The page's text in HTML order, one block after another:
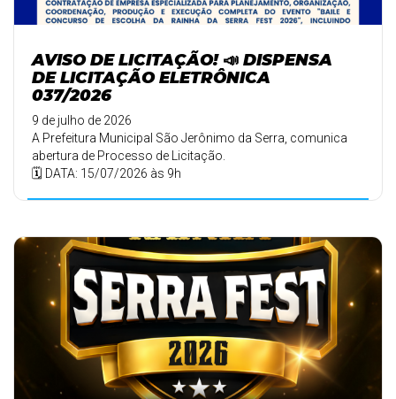
AVISO DE LICITAÇÃO! 📣 DISPENSA
DE LICITAÇÃO ELETRÔNICA
037/2026
9 de julho de 2026
A Prefeitura Municipal São Jerônimo da Serra, comunica
abertura de Processo de Licitação.
🗓️ DATA: 15/07/2026 às 9h